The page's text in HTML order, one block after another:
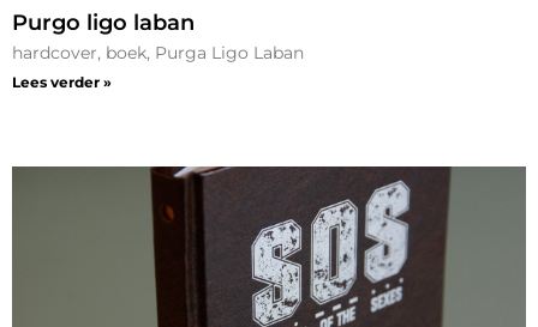
Purgo ligo laban
hardcover, boek, Purga Ligo Laban
Lees verder »